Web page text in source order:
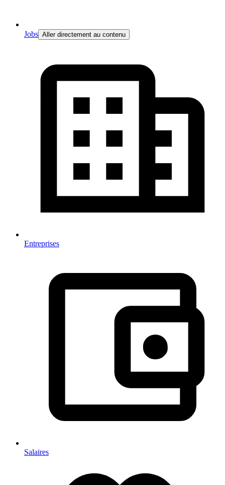
Jobs Aller directement au contenu
Entreprises
Salaires